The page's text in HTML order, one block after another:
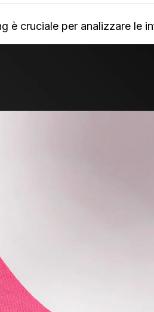
è cruciale per analizzare le